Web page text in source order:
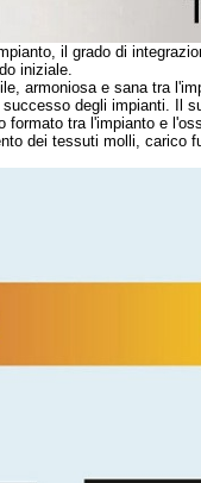
il grado di
iniziale.
armoniosa e sana tra
degli impianti. Il
tra l'impianto e
dei tessuti molli, carico